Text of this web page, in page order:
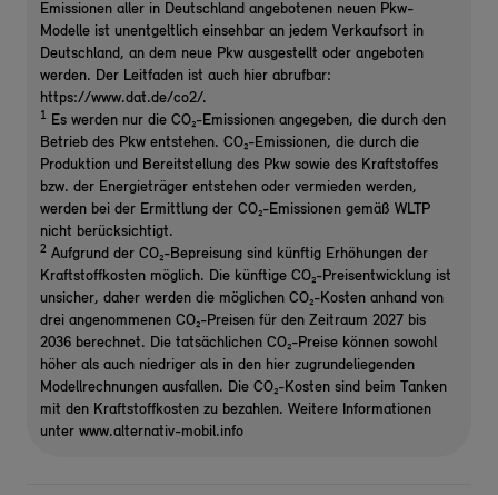
Emissionen aller in Deutschland angebotenen neuen Pkw-
Modelle ist unentgeltlich einsehbar an jedem Verkaufsort in
Deutschland, an dem neue Pkw ausgestellt oder angeboten
werden. Der Leitfaden ist auch hier abrufbar:
https://www.dat.de/co2/.
1 Es werden nur die CO₂-Emissionen angegeben, die durch den
Betrieb des Pkw entstehen. CO₂-Emissionen, die durch die
Produktion und Bereitstellung des Pkw sowie des Kraftstoffes
bzw. der Energieträger entstehen oder vermieden werden,
werden bei der Ermittlung der CO₂-Emissionen gemäß WLTP
nicht berücksichtigt.
2 Aufgrund der CO₂-Bepreisung sind künftig Erhöhungen der
Kraftstoffkosten möglich. Die künftige CO₂-Preisentwicklung ist
unsicher, daher werden die möglichen CO₂-Kosten anhand von
drei angenommenen CO₂-Preisen für den Zeitraum 2027 bis
2036 berechnet. Die tatsächlichen CO₂-Preise können sowohl
höher als auch niedriger als in den hier zugrundeliegenden
Modellrechnungen ausfallen. Die CO₂-Kosten sind beim Tanken
mit den Kraftstoffkosten zu bezahlen. Weitere Informationen
unter www.alternativ-mobil.info